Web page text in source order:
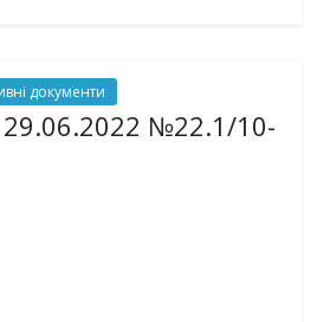
документи
29.06.2022 №22.1/10-